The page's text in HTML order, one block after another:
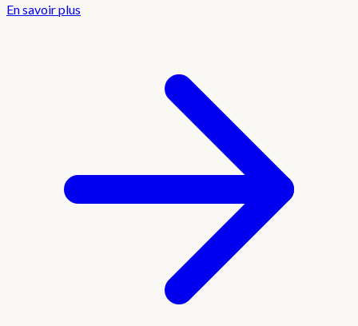
En savoir plus